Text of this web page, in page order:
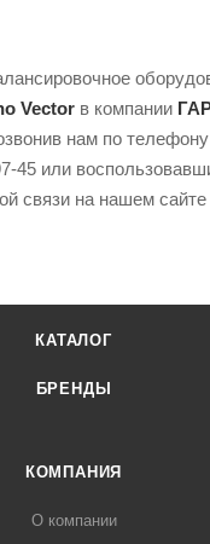
Vector в компании
нам по
45 или
связи на нашем сайте
КАТАЛОГ
БРЕНДЫ
КОМПАНИЯ
О компании